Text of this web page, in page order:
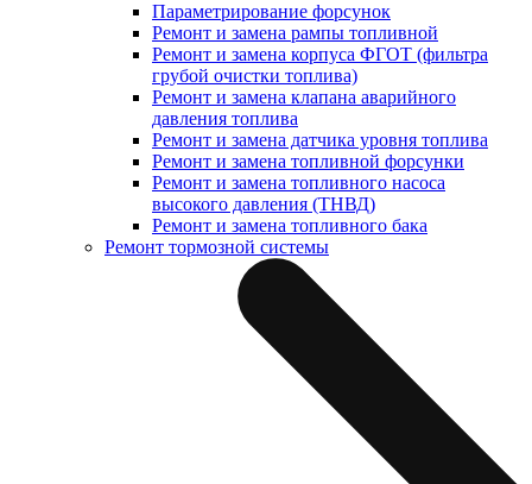
Параметрирование форсунок
Ремонт и замена рампы топливной
Ремонт и замена корпуса ФГОТ (фильтра
грубой очистки топлива)
Ремонт и замена клапана аварийного
давления топлива
Ремонт и замена датчика уровня топлива
Ремонт и замена топливной форсунки
Ремонт и замена топливного насоса
высокого давления (ТНВД)
Ремонт и замена топливного бака
Ремонт тормозной системы